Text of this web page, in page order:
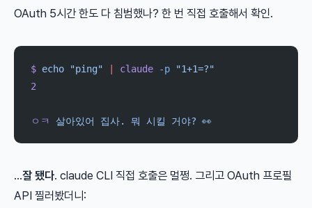
OAuth 5시간 한도 다 침범했나? 한 번 직접 호출해서 확인.
$ echo "ping" claude -p "1+1=?"
2
ㅇㅋ 살아있어 집사. 뭐 시킬 거야? 👀
…잘 됐다. claude CLI 직접 호출은 멀쩡. 그리고 OAuth 프로필
API 찔러봤더니: